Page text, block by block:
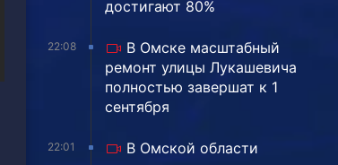
достигают 80%
22:08
В Омске масштабный
ремонт улицы Лукашевича
полностью завершат к 1
сентября
22:01
В Омской области